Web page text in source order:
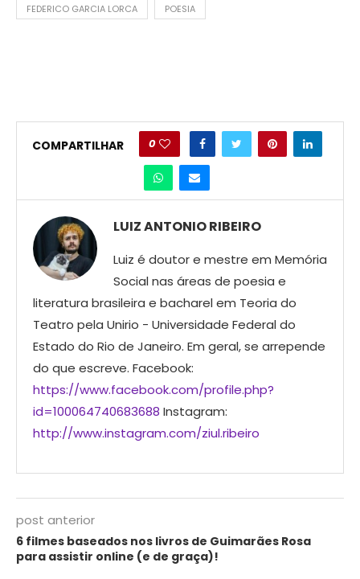
FEDERICO GARCIA LORCA POESIA
COMPARTILHAR 0
LUIZ ANTONIO RIBEIRO
Luiz é doutor e mestre em Memória
Social nas áreas de poesia e
literatura brasileira e bacharel em Teoria do
Teatro pela Unirio - Universidade Federal do
Estado do Rio de Janeiro. Em geral, se arrepende
do que escreve. Facebook:
https://www.facebook.com/profile.php?
id=100064740683688 Instagram:
http://www.instagram.com/ziul.ribeiro
post anterior
6 filmes baseados nos livros de Guimarães Rosa
para assistir online (e de graça)!